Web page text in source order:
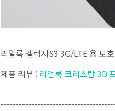
리얼룩 갤럭시S3 3G/LTE 용 보
제품 리뷰 : 리얼룩 크리스탈 3D